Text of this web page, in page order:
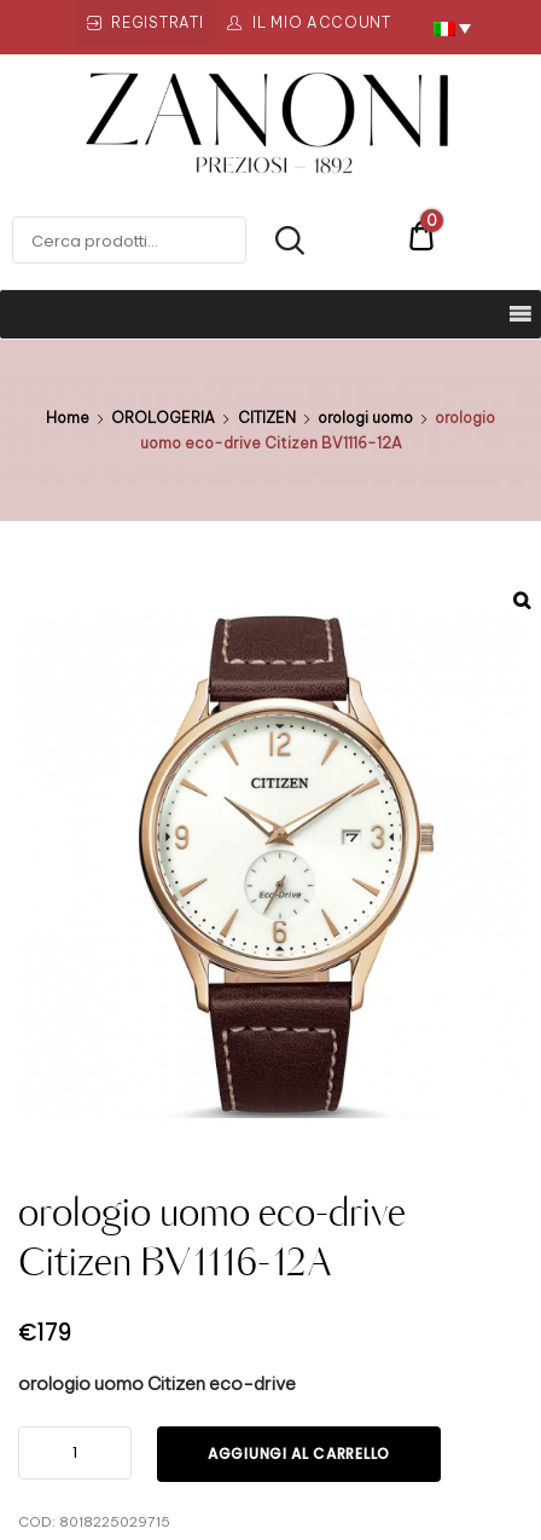
REGISTRATI IL MIO ACCOUNT
ZANONI PREZIOSI €0
0
Home OROLOGERIA CITIZEN orologi uomo
orologio
uomo eco-drive Citizen BV1116-12A
orologio uomo eco-drive
Citizen BV1116-12A
€179
orologio uomo Citizen eco-drive
AGGIUNGI AL CARRELLO
COD: 8018225029715